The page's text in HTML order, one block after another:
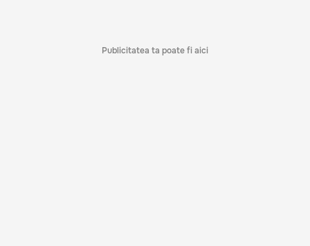
Publicitatea ta poate fi aici